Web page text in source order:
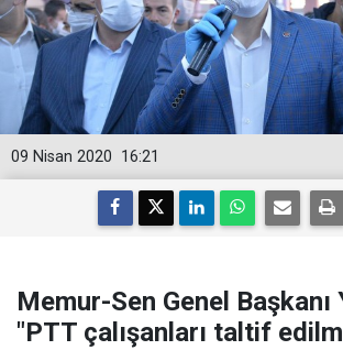
16:21
09 Nisan 2020
Memur-Sen Genel Başkanı
"PTT çalışanları taltif